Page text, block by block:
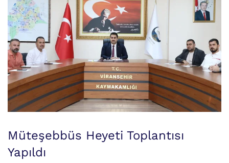
Müteşebbüs Heyeti Toplantısı
Yapıldı